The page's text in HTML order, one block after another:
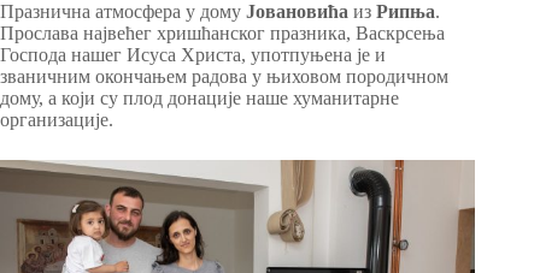
Празнична атмосфера у дому Јовановића из Рипња.
Прослава највећег хришћанског празника, Васкрсења
Господа нашег Исуса Христа, употпуњена је и
званичним окончањем радова у њиховом породичном
дому, а који су плод донације наше хуманитарне
организације.